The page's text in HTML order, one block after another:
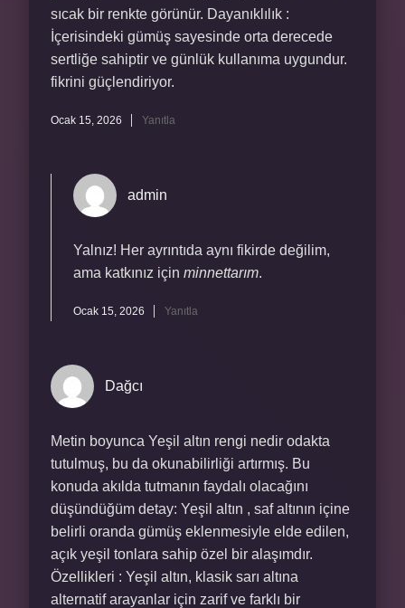
sıcak bir renkte görünür. Dayanıklılık :
İçerisindeki gümüş sayesinde orta derecede
sertliğe sahiptir ve günlük kullanıma uygundur.
fikrini güçlendiriyor.
Ocak 15, 2026 Yanıtla
admin
Yalnız! Her ayrıntıda aynı fikirde değilim,
ama katkınız için minnettarım.
Ocak 15, 2026 Yanıtla
Dağcı
Metin boyunca Yeşil altın rengi nedir odakta
tutulmuş, bu da okunabilirliği artırmış. Bu
konuda akılda tutmanın faydalı olacağını
düşündüğüm detay: Yeşil altın , saf altının içine
belirli oranda gümüş eklenmesiyle elde edilen,
açık yeşil tonlara sahip özel bir alaşımdır.
Özellikleri : Yeşil altın, klasik sarı altına
alternatif arayanlar için zarif ve farklı bir